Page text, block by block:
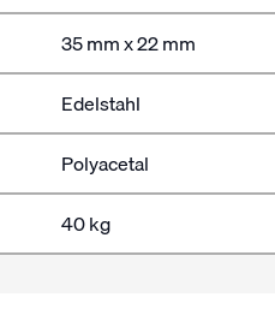
35 mm x 22 mm
Edelstahl
Polyacetal
40 kg